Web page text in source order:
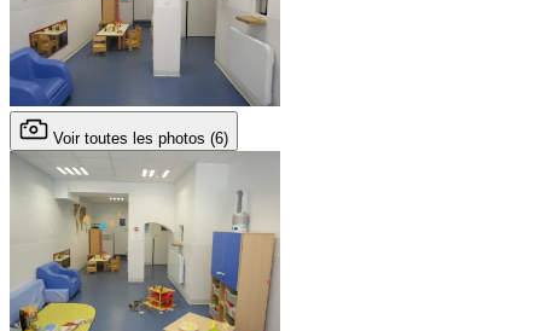
Voir toutes les photos (6)